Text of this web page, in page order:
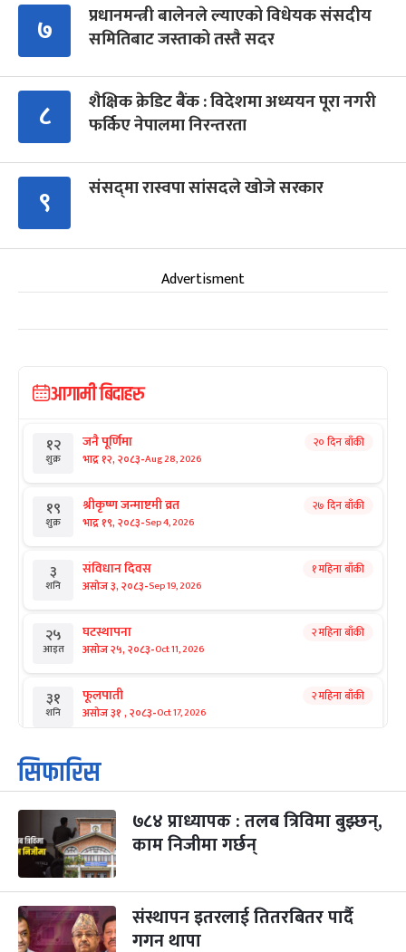
७
प्रधानमन्त्री बालेनले ल्याएको विधेयक संसदीय
समितिबाट जस्ताको तस्तै सदर
८
शैक्षिक क्रेडिट बैंक : विदेशमा अध्ययन पूरा नगरी
फर्किए नेपालमा निरन्तरता
९ संसद्‍मा रास्वपा सांसदले खोजे सरकार
Advertisment
आगामी बिदाहरु
१२
शुक्र
जनै पूर्णिमा
भाद्र १२, २०८३-Aug 28, 2026
२० दिन बाँकी
१९
शुक्र
श्रीकृष्ण जन्माष्टमी व्रत
भाद्र १९, २०८३-Sep 4, 2026
२७ दिन बाँकी
३
शनि
संविधान दिवस
असोज ३, २०८३-Sep 19, 2026
१ महिना बाँकी
२५
आइत
घटस्थापना
असोज २५, २०८३-Oct 11, 2026
२ महिना बाँकी
३१
शनि
फूलपाती
असोज ३१ , २०८३-Oct 17, 2026
२ महिना बाँकी
१
आइत
कार्तिक सङ्क्रान्ति
कार्तिक १, २०८३
३
मंगल
महानवमी
कार्तिक ३, २०८३-Oct 20, 2026
२ महिना बाँकी
४
बुध कार्तिक ४, २०८३
सिफारिस
७८४ प्राध्यापक : तलब त्रिविमा बुझ्छन्,
काम निजीमा गर्छन्
संस्थापन इतरलाई तितरबितर पार्दै
गगन थापा